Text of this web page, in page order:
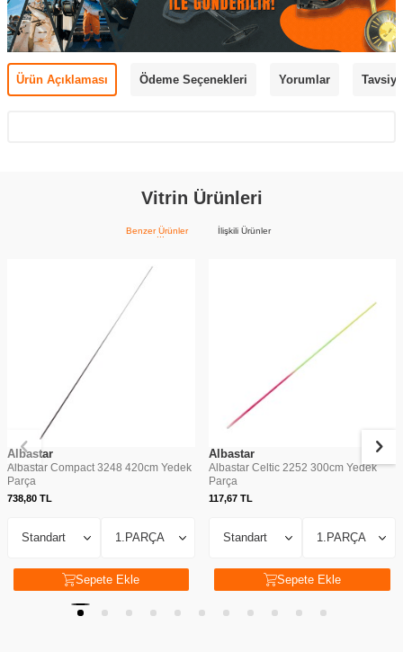
Ürün Açıklaması Ödeme Seçenekleri Yorumlar
Vitrin Ürünleri
Benzer Ürünler İlişkili Ürünler
Albastar
Albastar Compact 3248 420cm Yedek
Parça
738,80 TL
Sepete Ekle
Albastar
Albastar Celtic 2252 300cm Yedek
Parça
117,67TL
Sepete Ekle